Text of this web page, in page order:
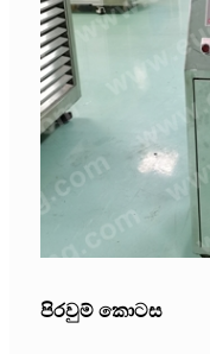
පිරවුම් කොටස